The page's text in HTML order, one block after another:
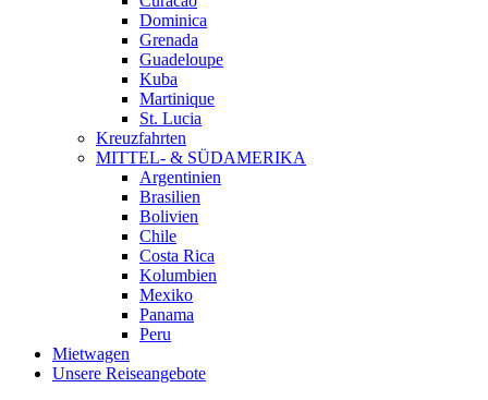
Dominica
Grenada
Guadeloupe
Kuba
Martinique
St. Lucia
Kreuzfahrten
MITTEL- & SÜDAMERIKA
Argentinien
Brasilien
Bolivien
Chile
Costa Rica
Kolumbien
Mexiko
Panama
Peru
Mietwagen
Unsere Reiseangebote